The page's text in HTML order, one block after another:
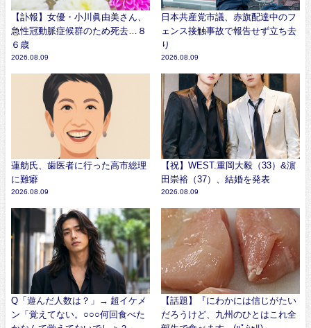
【訃報】女優・小川眞由美さん、
急性冠動脈症候群のため死去…８
６歳
2026.08.09
日本共産党市議、赤旗配達中のフ
ェンス接触事故で報告せず立ち去
り
2026.08.09
蓮舫氏、歯医者に行った高市総理
に難癖
2026.08.09
【祝】WEST.重岡大毅（33）&濵
田崇裕（37）、結婚を発表
2026.08.09
Q「遊んだ人数は？」→ 超イケメ
ン「覚えてない。○○○何回食べた
【話題】『にわかには信じがたい
だろうけど、九州のひとはこれ全